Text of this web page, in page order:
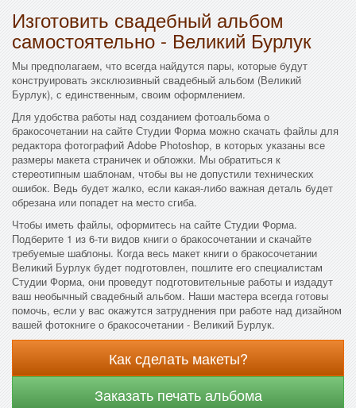
Изготовить свадебный альбом
самостоятельно - Великий Бурлук
Мы предполагаем, что всегда найдутся пары, которые будут
конструировать эксклюзивный свадебный альбом (Великий
Бурлук), с единственным, своим оформлением.
Для удобства работы над созданием фотоальбома о
бракосочетании на сайте Студии Форма можно скачать файлы для
редактора фотографий Adobe Photoshop, в которых указаны все
размеры макета страничек и обложки. Мы обратиться к
стереотипным шаблонам, чтобы вы не допустили технических
ошибок. Ведь будет жалко, если какая-либо важная деталь будет
обрезана или попадет на место сгиба.
Чтобы иметь файлы, оформитесь на сайте Студии Форма.
Подберите 1 из 6-ти видов книги о бракосочетании и скачайте
требуемые шаблоны. Когда весь макет книги о бракосочетании
Великий Бурлук будет подготовлен, пошлите его специалистам
Студии Форма, они проведут подготовительные работы и издадут
ваш необычный свадебный альбом. Наши мастера всегда готовы
помочь, если у вас окажутся затруднения при работе над дизайном
вашей фотокниге о бракосочетании - Великий Бурлук.
Как сделать макеты?
Заказать печать альбома